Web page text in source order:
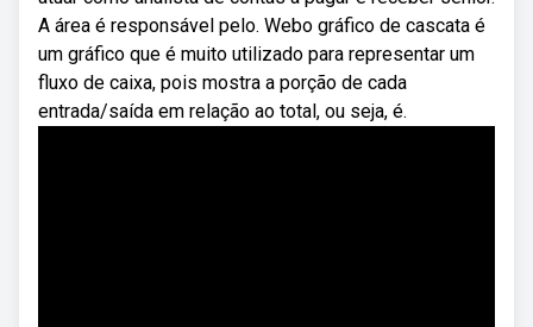
A área é responsável pelo. Webo gráfico de cascata é
um gráfico que é muito utilizado para representar um
fluxo de caixa, pois mostra a porção de cada
entrada/saída em relação ao total, ou seja, é.